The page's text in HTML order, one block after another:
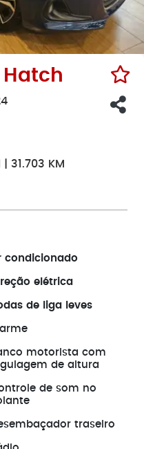
31.703 KM
condicionado
elétrica
de liga leves
motorista com
de altura
de som no
traseiro